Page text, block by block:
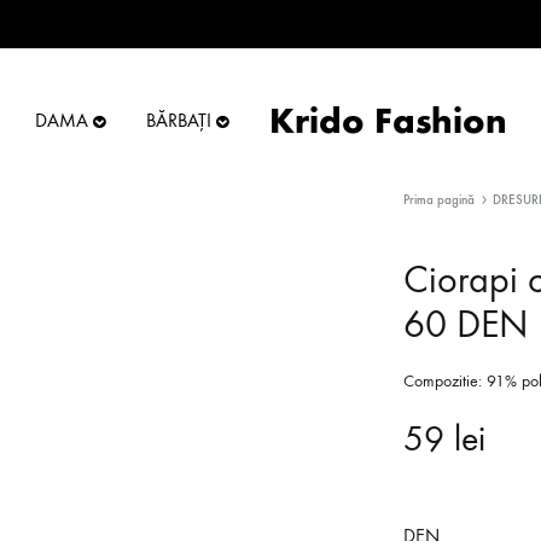
DAMA BĂRBAȚI Krido Fashion
Prima pagină DRESURI
Ciorapi
60 DEN
Compozitie: 91%
59 lei
DEN